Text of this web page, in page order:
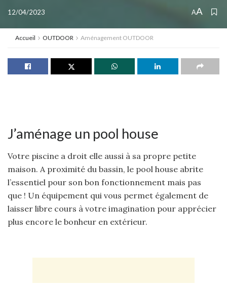
12/04/2023 AA
Accueil OUTDOOR Aménagement OUTDOOR
J’aménage un pool house
Votre piscine a droit elle aussi à sa propre petite
maison. A proximité du bassin, le pool house abrite
l’essentiel pour son bon fonctionnement mais pas
que ! Un équipement qui vous permet également de
laisser libre cours à votre imagination pour apprécier
plus encore le bonheur en extérieur.